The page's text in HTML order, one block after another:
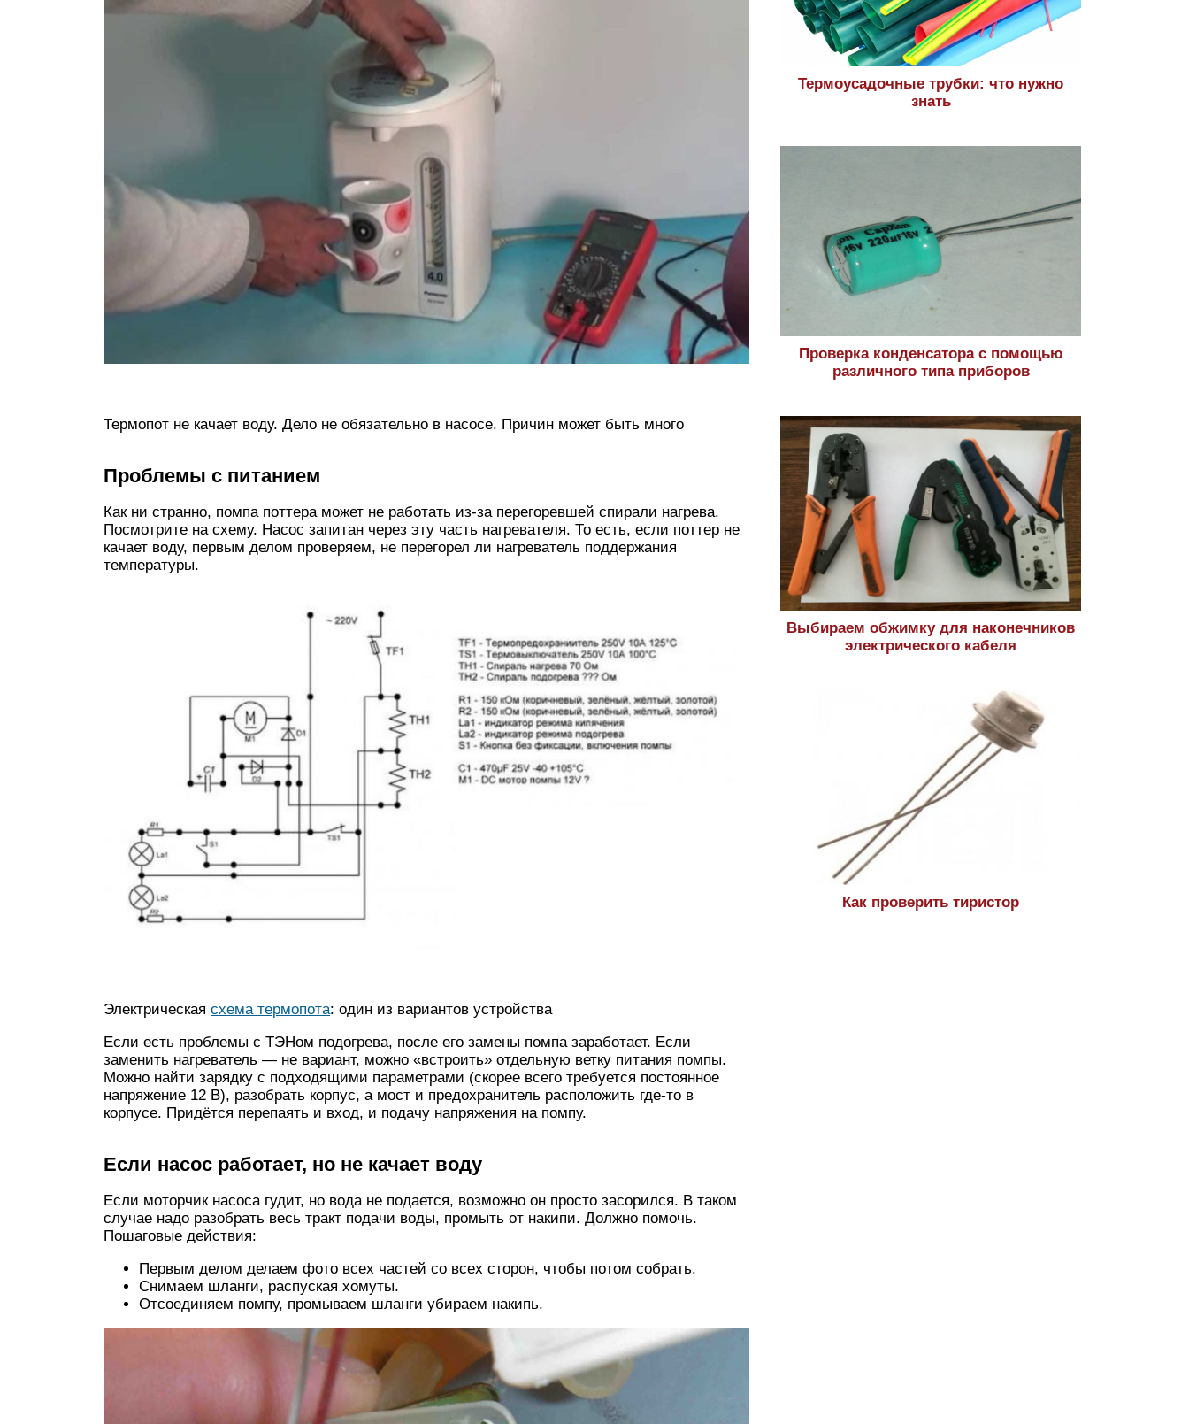
Термопот не качает воду. Дело не обязательно в насосе. Причин может быть много
Проблемы с питанием
Как ни странно, помпа поттера может не работать из-за перегоревшей спирали нагрева.
Посмотрите на схему. Насос запитан через эту часть нагревателя. То есть, если поттер не
качает воду, первым делом проверяем, не перегорел ли нагреватель поддержания
температуры.
Электрическая схема термопота: один из вариантов устройства
Если есть проблемы с ТЭНом подогрева, после его замены помпа заработает. Если
заменить нагреватель — не вариант, можно «встроить» отдельную ветку питания помпы.
Можно найти зарядку с подходящими параметрами (скорее всего требуется постоянное
напряжение 12 В), разобрать корпус, а мост и предохранитель расположить где-то в
корпусе. Придётся перепаять и вход, и подачу напряжения на помпу.
Если насос работает, но не качает воду
Если моторчик насоса гудит, но вода не подается, возможно он просто засорился. В таком
случае надо разобрать весь тракт подачи воды, промыть от накипи. Должно помочь.
Пошаговые действия:
Первым делом делаем фото всех частей со всех сторон, чтобы потом собрать.
Снимаем шланги, распуская хомуты.
Отсоединяем помпу, промываем шланги убираем накипь.
Термоусадочные трубки: что нужно
знать
Проверка конденсатора с помощью
различного типа приборов
Выбираем обжимку для наконечников
электрического кабеля
Как проверить тиристор